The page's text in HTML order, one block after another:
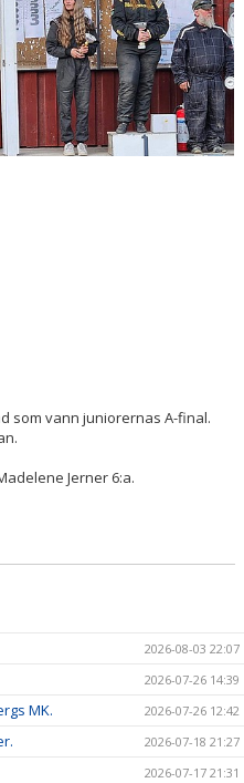
som vann juniorernas A-final.
Jerner 6:a.
2026-08-03 22:07
2026-07-26 14:39
MK. 2026-07-26 12:42
2026-07-18 21:27
2026-07-17 21:31